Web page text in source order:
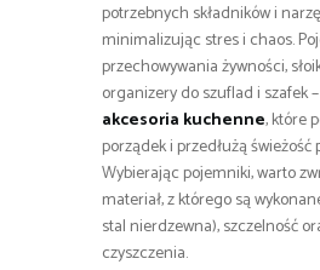
potrzebnych składników i
minimalizując stres i chaos.
przechowywania żywności,
organizery do szuflad i szafek
akcesoria kuchenne, które
porządek i przedłużą świeżość
Wybierając pojemniki, warto
materiał, z którego są
stal nierdzewna), szczelność
czyszczenia.